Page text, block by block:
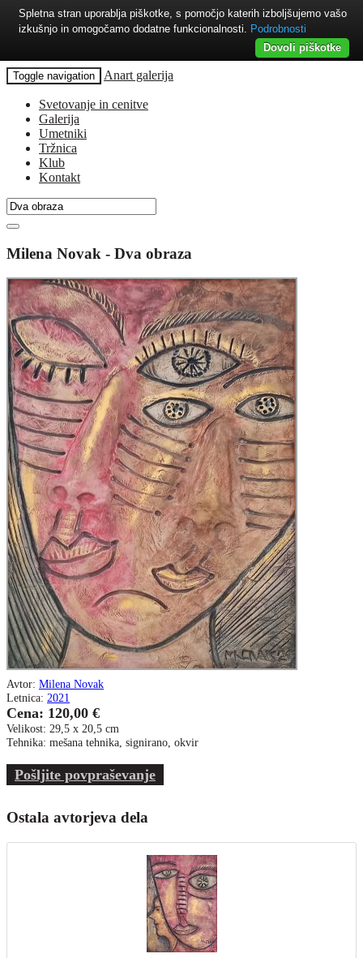
Toggle navigation Anart galerija
Svetovanje in cenitve
Galerija
Umetniki
Tržnica
Klub
Kontakt
Milena Novak - Dva obraza
Avtor: Milena Novak
Letnica: 2021
Cena: 120,00 €
Velikost: 29,5 x 20,5 cm
Tehnika: mešana tehnika, signirano, okvir
Pošljite povpraševanje
Ostala avtorjeva dela
Spletna stran uporablja piškotke, s pomočjo katerih izboljšujemo vašo
izkušnjo in omogočamo dodatne funkcionalnosti. Podrobnosti
Dovoli piškotke